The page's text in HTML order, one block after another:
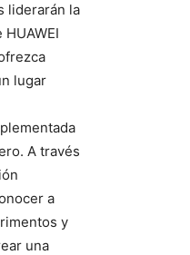
liderarán la
lugar
A través
a
y
una